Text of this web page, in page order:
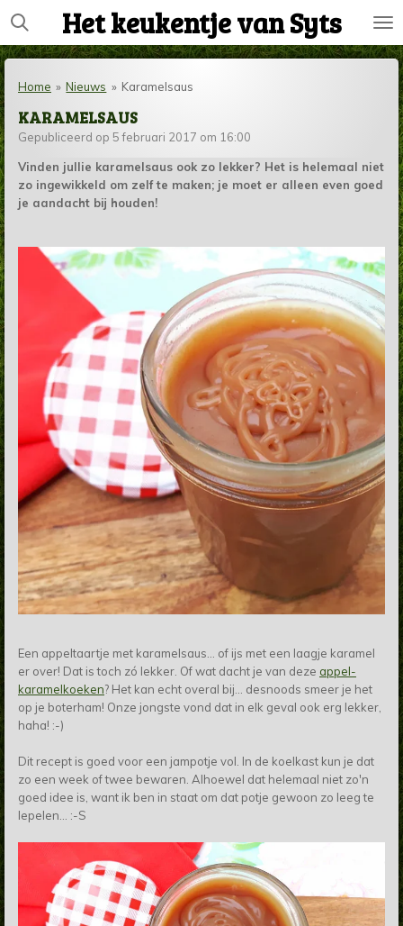
Ga
direct
naar
hoofdinhoud
Het keukentje van Syts
Home » Nieuws » Karamelsaus
KARAMELSAUS
Gepubliceerd op 5 februari 2017 om 16:00
Vinden jullie karamelsaus ook zo lekker? Het is helemaal niet
zo ingewikkeld om zelf te maken; je moet er alleen even goed
je aandacht bij houden!
Een appeltaartje met karamelsaus... of ijs met een laagje karamel
er over! Dat is toch zó lekker. Of wat dacht je van deze appel-
karamelkoeken? Het kan echt overal bij... desnoods smeer je het
op je boterham! Onze jongste vond dat in elk geval ook erg lekker,
haha! :-)
Dit recept is goed voor een jampotje vol. In de koelkast kun je dat
zo een week of twee bewaren. Alhoewel dat helemaal niet zo'n
goed idee is, want ik ben in staat om dat potje gewoon zo leeg te
lepelen... :-S